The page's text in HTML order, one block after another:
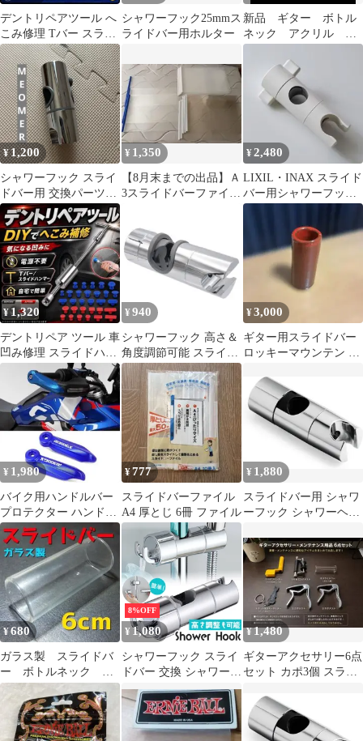
デントリペアツール へ
こみ修理 Tバー スライ
ド ハンマー へこみ 凹
み直し B
シャワーフック25mmス
ライドバー用ホルター
新品 ギター ボトル
ネック アクリル ス
ライドバー 内径
21mm スライドギタ
ー クリア
¥1,200
シャワーフック スライ
ドバー用 交換パーツ
おしゃれ 送料無料
¥ 1,350
【8月末までの出品】Ａ
3スライドバーファイ
¥2,480
LIXIL・INAX スライド
バー用シャワーフック
A-3682
¥1,320
デントリペア ツール 車
凹み修理 スライドハン
マー Tバー 引っ張り工
¥ 940
シャワーフック 高さ＆
角度調節可能 スライド
バー対応 穴開け不要 取
り付け簡単
¥3,000
ギター用スライドバー
ロッキーマウンテン 陶
¥ 1,980
バイク用ハンドルバー
プロテクター ハンドガ
ード スライド
¥777
スライドバーファイル
A4 厚とじ 6冊 ファイル
¥ 1,880
スライドバー用 シャワ
ーフック シャワーヘッ
¥680
ガラス製 スライドバ
ー ボトルネック ア
コースティックギタ
ー アコギ エレキ
8%OFF
¥ 1,080
シャワーフック スライ
ドバー 交換 シャワーラ
ック シャワーホルダー
シャワーヘッド フック
棒 ポール 角度調節 高
さ調節 シャワーハンガ
¥1,480
ギターアクセサリー6点
セット カポ3個 スライ